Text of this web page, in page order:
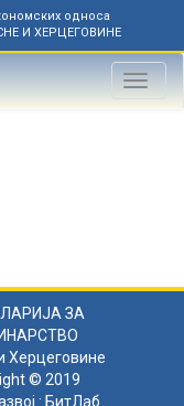
односа
И ХЕРЦЕГОВИНЕ
Toggle
ЗА
Херцеговине
© 2019
: БитЛаб